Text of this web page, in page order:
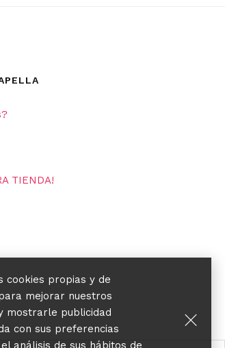
TIENDA!
cookies propias y de
mejorar nuestros
mostrarle publicidad
con sus preferencias
análisis de sus hábitos de